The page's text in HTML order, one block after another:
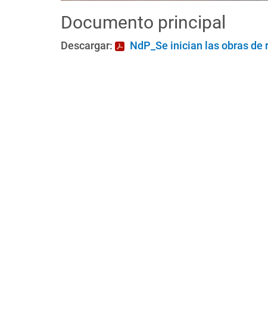
Documento principal
Descargar: NdP_Se inician las obras